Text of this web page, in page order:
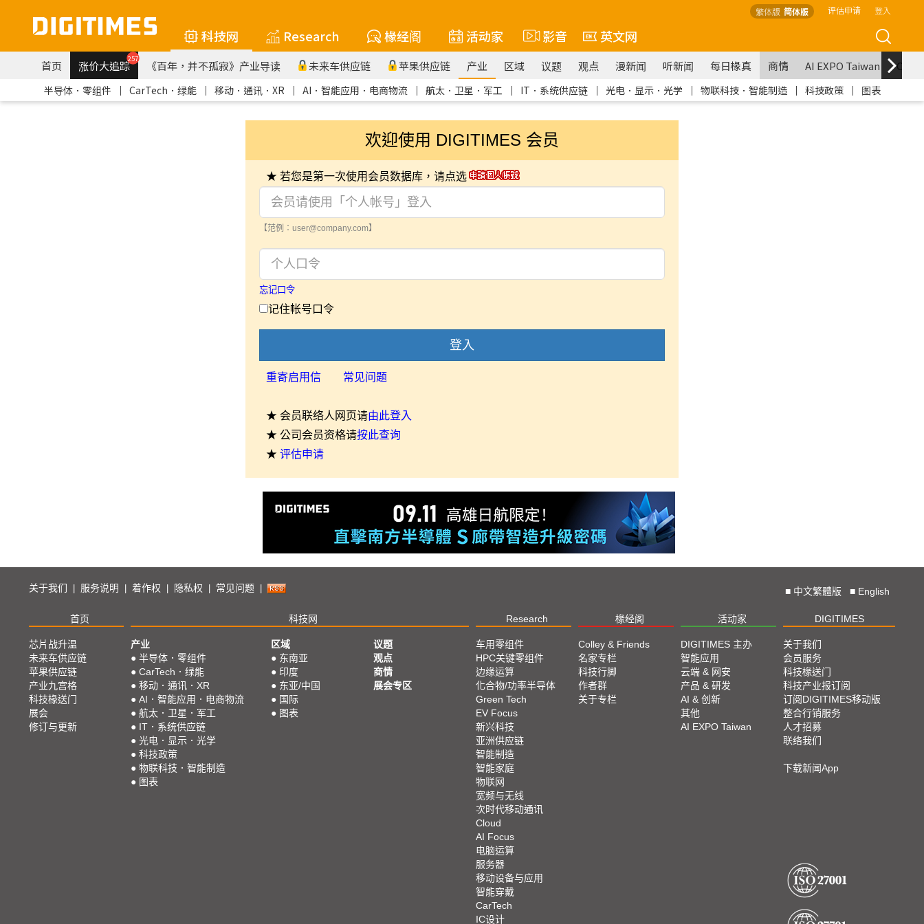
繁体版 简体版 评估申请 登入
科技网 Research 椽经阁 活动家 影音 英文网
首页 涨价大追踪257 《百年，并不孤寂》产业导读 未来车供应链 苹果供应链 产业 区域 议题 观点 漫新闻 听新闻 每日椽真 商情 AI EXPO Taiwan
半导体．零组件 ｜ CarTech．绿能 ｜ 移动．通讯．XR ｜ AI．智能应用．电商物流 ｜ 航太．卫星．军工 ｜ IT．系统供应链 ｜ 光电．显示．光学 ｜ 物联科技．智能制造 ｜ 科技政策 ｜ 图表
欢迎使用 DIGITIMES 会员
★ 若您是第一次使用会员数据库，请点选
【范例：user@company.com】
忘记口令
记住帐号口令
登入
重寄启用信 常见问题
★ 会员联络人网页请由此登入
★ 公司会员资格请按此查询
★ 评估申请
关于我们 服务说明 着作权 隐私权 常见问题 ■ 中文繁體版 ■ English
首页 科技网 Research 椽经阁 活动家 DIGITIMES
芯片战升温
未来车供应链
苹果供应链
产业九宫格
科技椽送门
展会
修订与更新
产业
● 半导体．零组件
● CarTech．绿能
● 移动．通讯．XR
● AI．智能应用．电商物流
● 航太．卫星．军工
● IT．系统供应链
● 光电．显示．光学
● 科技政策
● 物联科技．智能制造
● 图表
区域
● 东南亚
● 印度
● 东亚/中国
● 国际
● 图表
议题
观点
商情
展会专区
车用零组件
HPC关键零组件
边缘运算
化合物/功率半导体
Green Tech
EV Focus
新兴科技
亚洲供应链
智能制造
智能家庭
物联网
宽频与无线
次时代移动通讯
Cloud
AI Focus
电脑运算
服务器
移动设备与应用
智能穿戴
CarTech
IC设计
Colley & Friends
名家专栏
科技行脚
作者群
关于专栏
DIGITIMES 主办
智能应用
云端 & 网安
产品 & 研发
AI & 创新
其他
AI EXPO Taiwan
关于我们
会员服务
科技椽送门
科技产业报订阅
订阅DIGITIMES移动版
整合行销服务
人才招募
联络我们
下载新闻App